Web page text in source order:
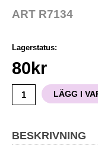
ART R7134
Lagerstatus:
80kr
LÄGG I
BESKRIVNING